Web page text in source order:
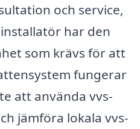
och service,
har den
som krävs för att
fungerar
att använda vvs-
jämföra lokala vvs-